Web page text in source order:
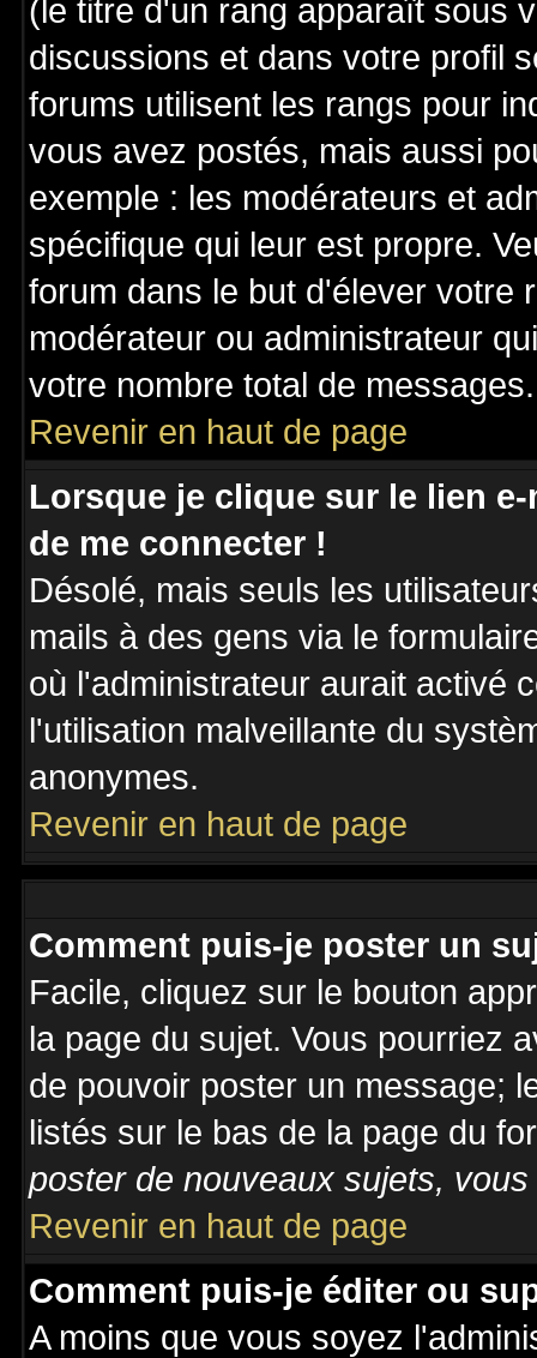
(le titre d'un rang apparaît sous
discussions et dans votre profil
forums utilisent les rangs pour
vous avez postés, mais aussi
exemple : les modérateurs et
spécifique qui leur est propre.
forum dans le but d'élever votre
modérateur ou administrateur
votre nombre total de messages.
Revenir en haut de page
Lorsque je clique sur le lien
de me connecter !
Désolé, mais seuls les
mails à des gens via le
où l'administrateur aurait activé
l'utilisation malveillante du
anonymes.
Revenir en haut de page
Comment puis-je poster un
Facile, cliquez sur le bouton
la page du sujet. Vous pourriez
de pouvoir poster un message;
listés sur le bas de la page du
poster de nouveaux sujets,
Revenir en haut de page
Comment puis-je éditer ou
A moins que vous soyez